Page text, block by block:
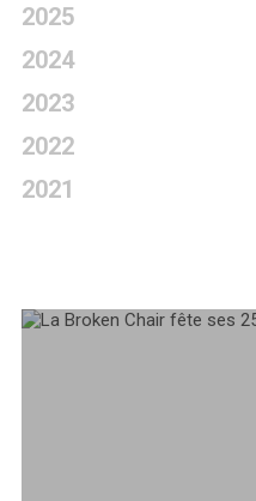
2025
2024
2023
2022
2021